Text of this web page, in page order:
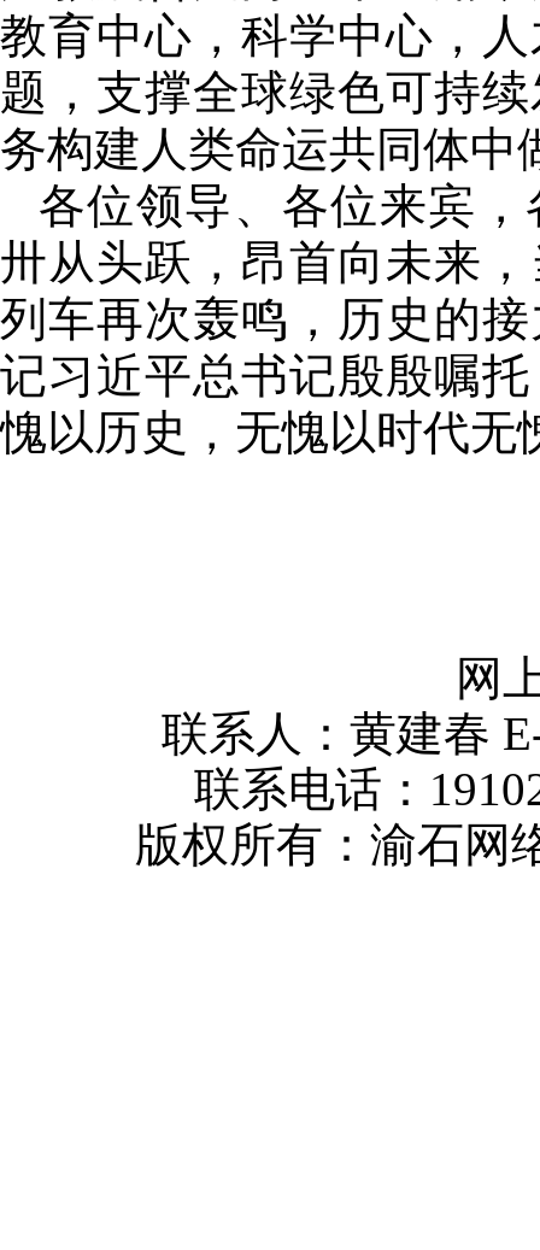
教育中心，科学中心，
题，支撑全球绿色可持
务构建人类命运共同体中
各位领导、各位来宾
卅从头跃，昂首向未来
列车再次轰鸣，历史的
记习近平总书记殷殷嘱
愧以历史，无愧以时代无
网
联系人：黄建春
联系电话：
版权所有：渝石网